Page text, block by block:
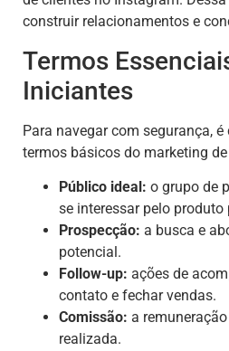
construir relacionamentos e
Termos
Iniciantes
Para navegar com segurança,
termos básicos do marketing
Público ideal: o grupo de
se interessar pelo produto
Prospecção: a busca e
potencial.
Follow-up: ações de
contato e fechar vendas.
Comissão: a
realizada.